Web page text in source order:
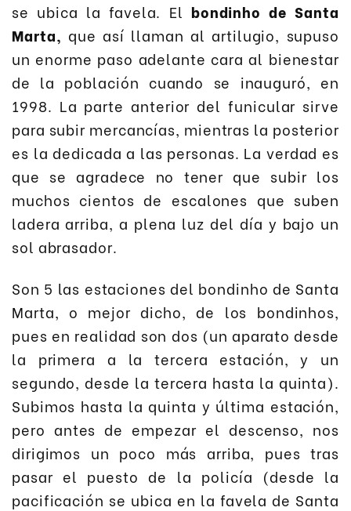
se ubica la favela. El bondinho de Santa
Marta, que así llaman al artilugio, supuso
un enorme paso adelante cara al bienestar
de la población cuando se inauguró, en
1998. La parte anterior del funicular sirve
para subir mercancías, mientras la posterior
es la dedicada a las personas. La verdad es
que se agradece no tener que subir los
muchos cientos de escalones que suben
ladera arriba, a plena luz del día y bajo un
sol abrasador.
Son 5 las estaciones del bondinho de Santa
Marta, o mejor dicho, de los bondinhos,
pues en realidad son dos (un aparato desde
la primera a la tercera estación, y un
segundo, desde la tercera hasta la quinta).
Subimos hasta la quinta y última estación,
pero antes de empezar el descenso, nos
dirigimos un poco más arriba, pues tras
pasar el puesto de la policía (desde la
pacificación se ubica en la favela de Santa